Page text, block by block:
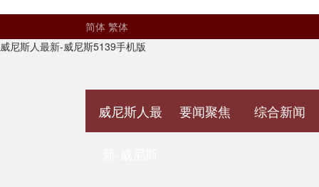
简体 繁体
威尼斯人最新-威尼斯5139手机版
威尼斯人最 要闻聚焦 综合新闻